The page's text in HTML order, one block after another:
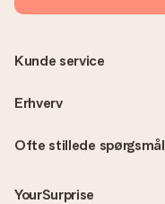
Ofte stillede spørgsmål
YourSurprise
Kunde service
Erhverv